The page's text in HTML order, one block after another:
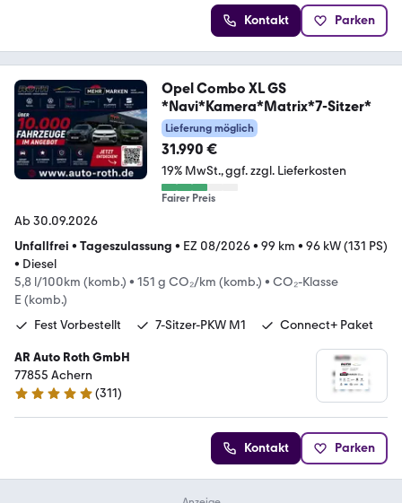
Kontakt Parken
Opel Combo XL GS
*Navi*Kamera*Matrix*7-Sitzer*
Lieferung möglich
31.990 €
19% MwSt. ggf. zzgl. Lieferkosten
Fairer Preis
Ab 30.09.2026
Unfallfrei • Tageszulassung • EZ 08/2026• 99 km • 96 kW (131 PS)
• Diesel
5,8 l/100km (komb.) • 151 g CO₂/km (komb.) • CO₂-Klasse
E (komb.)
Fest Vorbestellt
7-Sitzer-PKW M1 Connect+ Paket
AR Auto Roth GmbH
77855 Achern
4.9 Sterne
(311)
Kontakt Parken